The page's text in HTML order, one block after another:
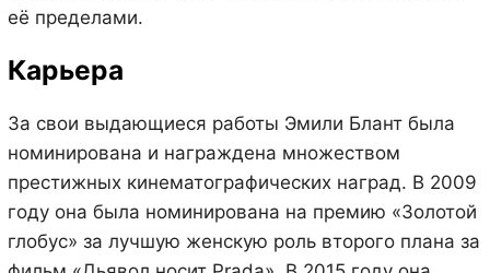
её пределами.
Карьера
За свои выдающиеся работы Эмили Блант была
номинирована и награждена множеством
престижных кинематографических наград. В 2009
году она была номинирована на премию «Золотой
глобус» за лучшую женскую роль второго плана за